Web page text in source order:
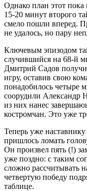
Однако план этот
15-20 минут второго
смело пошли вперед.
не удалось, но пару
Ключевым эпизодом
случившийся на 68-й
Дмитрий Садов
игру, оставив свою
понадобилось четыре
соорудили Александр
из них нанес
костромчан. Это уже
Теперь уже
пришлось ломать
Он произвел пять (!)
уже поздно: с таким
сложно рассчитывать
четвертую победу
таблице.